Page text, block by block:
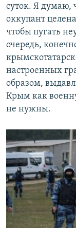
суток. Я думаю,
оккупант
чтобы пугать
очередь,
настроенных
образом,
Крым как
не нужны.